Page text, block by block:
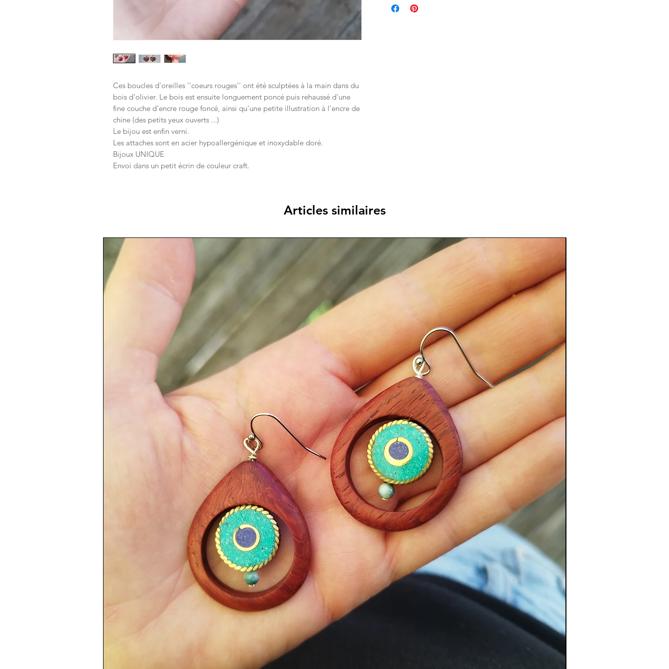
Ces boucles d'oreilles ''coeurs rouges'' ont été sculptées à la main dans du
bois d'olivier. Le bois est ensuite longuement poncé puis rehaussé d'une
fine couche d'encre rouge foncé, ainsi qu'une petite illustration à l'encre de
chine (des petits yeux ouverts ...)
Le bijou est enfin verni.
Les attaches sont en acier hypoallergénique et inoxydable doré.
Bijoux UNIQUE
Envoi dans un petit écrin de couleur craft.
Articles similaires